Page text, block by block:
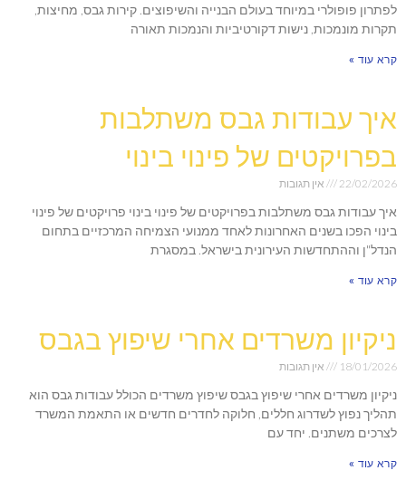
לפתרון פופולרי במיוחד בעולם הבנייה והשיפוצים. קירות גבס, מחיצות,
תקרות מונמכות, נישות דקורטיביות והנמכות תאורה
קרא עוד »
איך עבודות גבס משתלבות
בפרויקטים של פינוי בינוי
22/02/2026 אין תגובות
איך עבודות גבס משתלבות בפרויקטים של פינוי בינוי פרויקטים של פינוי
בינוי הפכו בשנים האחרונות לאחד ממנועי הצמיחה המרכזיים בתחום
הנדל"ן וההתחדשות העירונית בישראל. במסגרת
קרא עוד »
ניקיון משרדים אחרי שיפוץ בגבס
18/01/2026 אין תגובות
ניקיון משרדים אחרי שיפוץ בגבס שיפוץ משרדים הכולל עבודות גבס הוא
תהליך נפוץ לשדרוג חללים, חלוקה לחדרים חדשים או התאמת המשרד
לצרכים משתנים. יחד עם
קרא עוד »